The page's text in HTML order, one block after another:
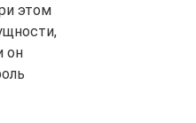
этом
он